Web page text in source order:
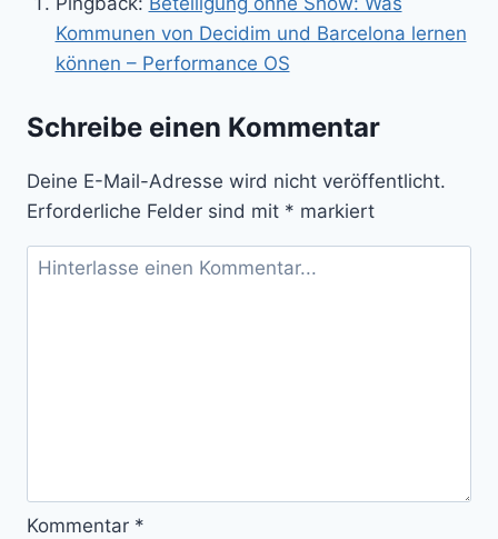
Governance
ohne
Kommunen von Decidim und Barcelona lernen
können – Performance OS
Schreibe einen Kommentar
Deine E-Mail-Adresse wird nicht veröffentlicht.
Erforderliche Felder sind mit * markiert
Kommentar *